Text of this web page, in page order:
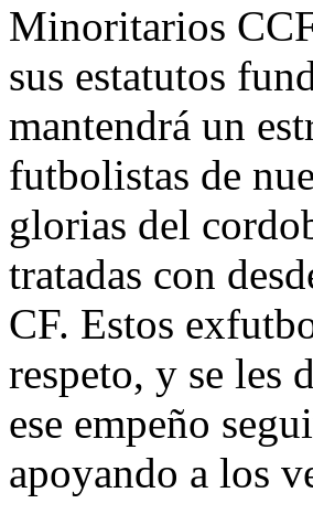
Minoritarios
sus estatutos
mantendrá un
futbolistas de
glorias del
tratadas con
CF. Estos
respeto, y se les
ese empeño
apoyando a los